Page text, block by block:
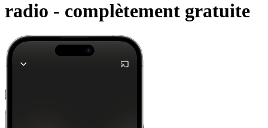
radio - complètement gratuite